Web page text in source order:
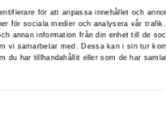
399:-
CART